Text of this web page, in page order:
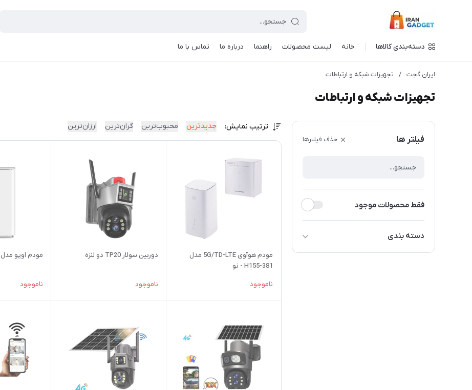
دسته‌بندی کالاها خانه لیست محصولات راهنما درباره ما تماس با ما
ایران گجت / تجهیزات شبکه و ارتباطات
تجهیزات شبکه و ارتباطات
فیلتر ها حذف فیلترها
فقط محصولات موجود
دسته بندی
مودم 5G
ترتیب نمایش: جدیدترین محبوب‌ترین گران‌ترین ارزان‌ترین
مودم هوآوی 5G/TD-LTE مدل
H155-381 - نو
ناموجود
دوربین سولار TP20 دو لنزه
ناموجود
مودم اوپو مدل 5G CPE T1a
ناموجود